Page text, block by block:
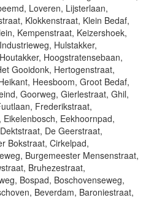
Loveren, Lijsterlaan,
Klokkenstraat, Klein Bedaf,
Kempenstraat, Keizershoek,
Hulstakker,
Hoogstratensebaan,
Gooidonk, Hertogenstraat,
Heesboom, Groot Bedaf,
Goorweg, Gierlestraat, Ghil,
Frederikstraat,
Eekhoornpad,
De Geerstraat,
Bokstraat, Cirkelpad,
Burgemeester Mensenstraat,
Bruhezestraat,
Bospad, Boschovenseweg,
Beverdam, Baroniestraat,